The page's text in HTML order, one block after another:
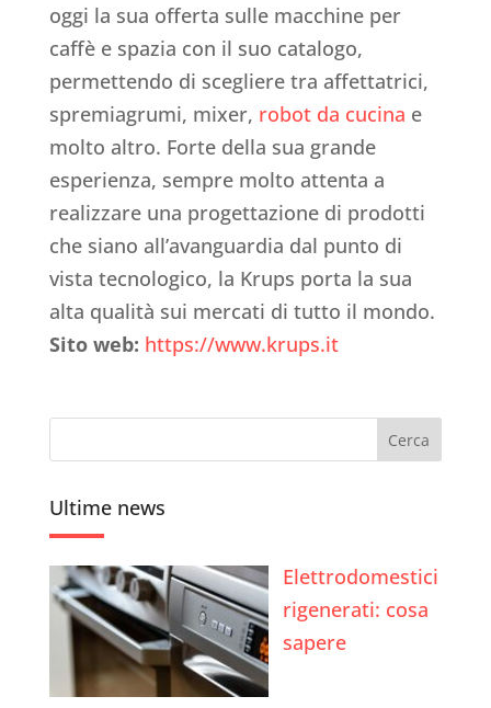
oggi la sua offerta sulle macchine per
caffè e spazia con il suo catalogo,
permettendo di scegliere tra affettatrici,
spremiagrumi, mixer, robot da cucina e
molto altro. Forte della sua grande
esperienza, sempre molto attenta a
realizzare una progettazione di prodotti
che siano all’avanguardia dal punto di
vista tecnologico, la Krups porta la sua
alta qualità sui mercati di tutto il mondo.
Sito web: https://www.krups.it
Ultime news
Elettrodomestici
rigenerati: cosa
sapere